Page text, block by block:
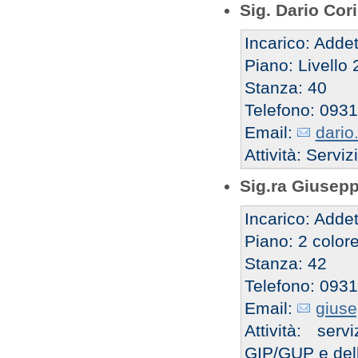
Sig. Dario
Incarico:
Piano: Livello
Stanza: 40
Telefono:
Email:
Attività:
Sig.ra
Incarico:
Piano: 2
Stanza: 42
Telefono:
Email:
Attività:
GIP/GUP e